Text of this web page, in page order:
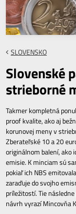
SLOVENSKO
Slovenské
strieborné
Takmer kompletná
proof kvalite, ako aj
korunovej meny v
Zberateľské 10 a 20
originálnom balení, ako
emisie. K minciam sú
pokiaľ ich NBS
zaraďuje do svojho
príležitostí. Tie
návrh vyrazí Mincovňa